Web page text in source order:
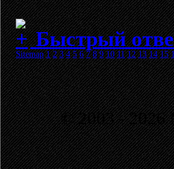
Быстрый
Sitemap 1 2 3 4 5 6 7 8 9 10 11 12 13 14 15
© 2003 - 2026